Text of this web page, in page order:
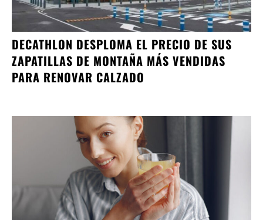
DECATHLON DESPLOMA EL PRECIO DE SUS
ZAPATILLAS DE MONTAÑA MÁS VENDIDAS
PARA RENOVAR CALZADO